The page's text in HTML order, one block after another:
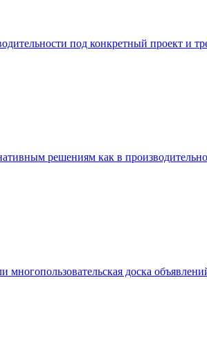
под конкретный проект и
решениям как в
доска